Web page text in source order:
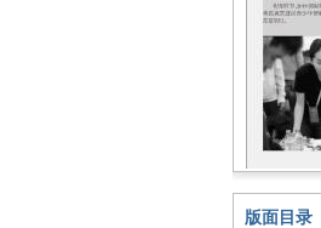
版面目录